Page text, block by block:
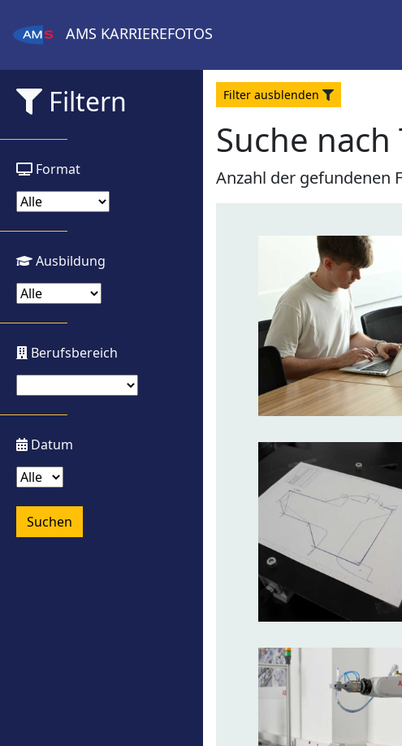
AMS KARRIEREFOTOS
Filtern
Format
Ausbildung
Berufsbereich
Datum
Suchen
Filter ausblenden
Suche
Anzahl der gefundenen